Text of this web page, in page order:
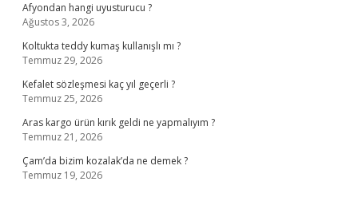
Afyondan hangi uyusturucu ?
Ağustos 3, 2026
Koltukta teddy kumaş kullanışlı mı ?
Temmuz 29, 2026
Kefalet sözleşmesi kaç yıl geçerli ?
Temmuz 25, 2026
Aras kargo ürün kırık geldi ne yapmalıyım ?
Temmuz 21, 2026
Çam’da bizim kozalak’da ne demek ?
Temmuz 19, 2026